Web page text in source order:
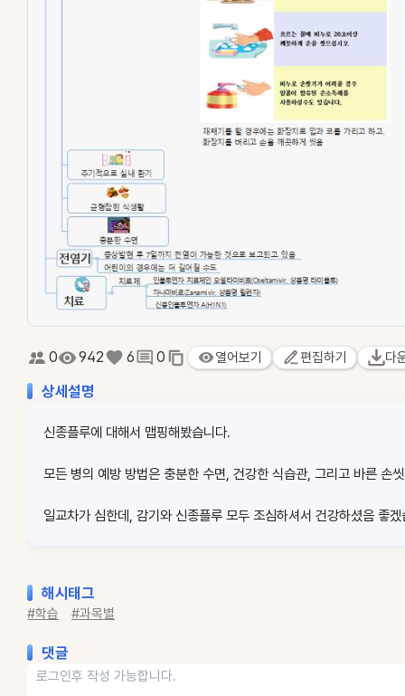
0 942 6 0 열어보기 편집하기 다
상세설명
신종플루에 대해서 맵핑해봤습니다.
모든 병의 예방 방법은 충분한 수면, 건강한 식습관, 그리고 바른 손
일교차가 심한데, 감기와 신종플루 모두 조심하셔서 건강하셨음 좋
해시태그
#학습 #과목별
댓글